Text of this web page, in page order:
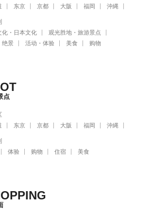
东京 京都 大阪 福岡 沖縄
化・日本文化
观光胜地・旅游景点
绝景
活动・体验 美食 购物
点
东京 京都 大阪 福岡 沖縄
体验 购物 住宿 美食